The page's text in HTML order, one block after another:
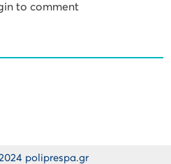
to comment
poliprespa.gr